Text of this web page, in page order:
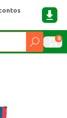
0